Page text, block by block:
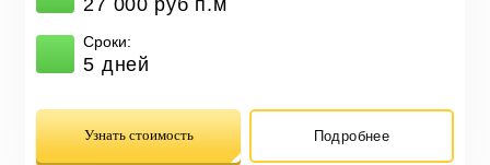
Сроки:
5 дней
Узнать стоимость Подробнее